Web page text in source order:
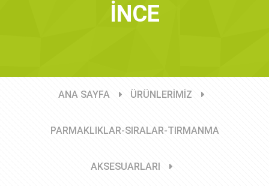
İNCE
ANA SAYFA ÜRÜNLERİMİZ
PARMAKLIKLAR-SIRALAR-TIRMANMA
AKSESUARLARI